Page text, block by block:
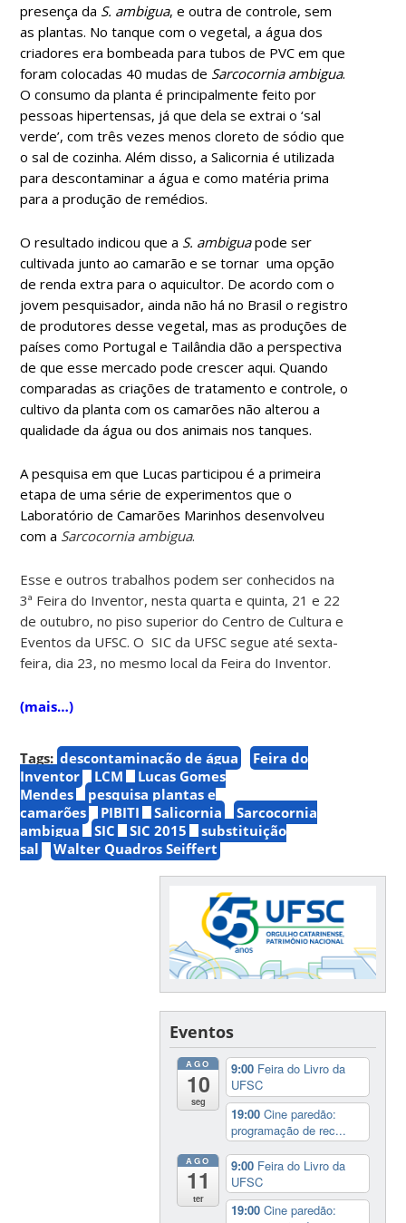
presença da S. ambigua, e outra de controle, sem
as plantas. No tanque com o vegetal, a água dos
criadores era bombeada para tubos de PVC em que
foram colocadas 40 mudas de Sarcocornia ambigua.
O consumo da planta é principalmente feito por
pessoas hipertensas, já que dela se extrai o ‘sal
verde’, com três vezes menos cloreto de sódio que
o sal de cozinha. Além disso, a Salicornia é utilizada
para descontaminar a água e como matéria prima
para a produção de remédios.
O resultado indicou que a S. ambiguapode ser
cultivada junto ao camarão e se tornar uma opção
de renda extra para o aquicultor. De acordo com o
jovem pesquisador, ainda não há no Brasil o registro
de produtores desse vegetal, mas as produções de
países como Portugal e Tailândia dão a perspectiva
de que esse mercado pode crescer aqui. Quando
comparadas as criações de tratamento e controle, o
cultivo da planta com os camarões não alterou a
qualidade da água ou dos animais nos tanques.
A pesquisa em que Lucas participou é a primeira
etapa de uma série de experimentos que o
Laboratório de Camarões Marinhos desenvolveu
com a Sarcocornia ambigua.
Esse e outros trabalhos podem ser conhecidos na
3ª Feira do Inventor, nesta quarta e quinta, 21 e 22
de outubro, no piso superior do Centro de Cultura e
Eventos da UFSC. O SIC da UFSC segue até sexta-
feira, dia 23, no mesmo local da Feira do Inventor.
(mais…)
Tags: descontaminação de água
Feira do
Inventor
LCM
Lucas Gomes
Mendes
pesquisa plantas e
camarões
PIBITI Salicornia
Sarcocornia
ambigua
SIC SIC 2015
substituição
sal
Walter Quadros Seiffert
Eventos
AGO
10
seg
9:00 Feira do Livro da
UFSC
19:00Cine paredão:
programação de rec...
AGO
11
ter
9:00 Feira do Livro da
UFSC
19:00Cine paredão: